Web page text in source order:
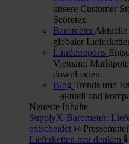
unsere Customer
Scoretex.
Barometer
globaler
Länderreports
Vietnam:
downloaden.
Blog Trends und
– aktuell und
Neueste Inhalte
SupplyX-Barometer:
entscheidet
Lieferketten neu denken